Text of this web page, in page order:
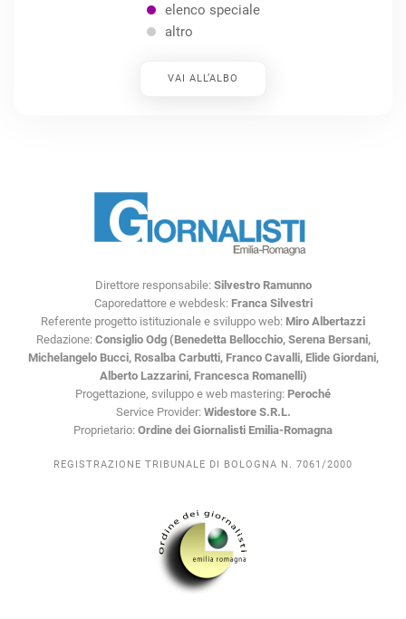
elenco speciale
altro
VAI ALL’ALBO
Direttore responsabile: Silvestro Ramunno
Caporedattore e webdesk: Franca Silvestri
Referente progetto istituzionale e sviluppo web: Miro Albertazzi
Redazione: Consiglio Odg (Benedetta Bellocchio, Serena Bersani,
Michelangelo Bucci, Rosalba Carbutti, Franco Cavalli, Elide Giordani,
Alberto Lazzarini, Francesca Romanelli)
Progettazione, sviluppo e web mastering: Peroché
Service Provider: Widestore S.R.L.
Proprietario: Ordine dei Giornalisti Emilia-Romagna
REGISTRAZIONE TRIBUNALE DI BOLOGNA N. 7061/2000